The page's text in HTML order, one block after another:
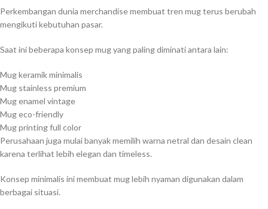
Perkembangan dunia merchandise membuat tren mug terus berubah
mengikuti kebutuhan pasar.
Saat ini beberapa konsep mug yang paling diminati antara lain:
Mug keramik minimalis
Mug stainless premium
Mug enamel vintage
Mug eco-friendly
Mug printing full color
Perusahaan juga mulai banyak memilih warna netral dan desain clean
karena terlihat lebih elegan dan timeless.
Konsep minimalis ini membuat mug lebih nyaman digunakan dalam
berbagai situasi.